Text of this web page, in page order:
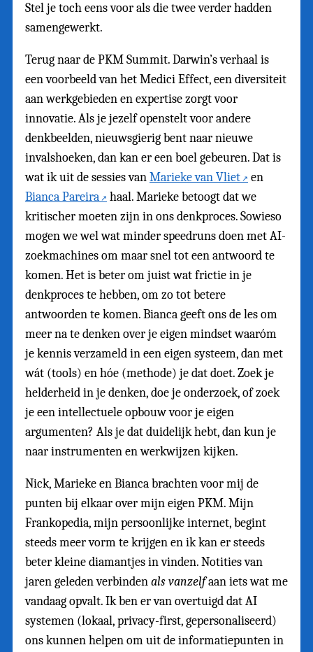
Stel je toch eens voor als die twee verder hadden
samengewerkt.
Terug naar de PKM Summit. Darwin’s verhaal is
een voorbeeld van het Medici Effect, een diversiteit
aan werkgebieden en expertise zorgt voor
innovatie. Als je jezelf openstelt voor andere
denkbeelden, nieuwsgierig bent naar nieuwe
invalshoeken, dan kan er een boel gebeuren. Dat is
wat ik uit de sessies vanMarieke van Vliet
en
Bianca Pareira
haal. Marieke betoogt dat we
kritischer moeten zijn in ons denkproces. Sowieso
mogen we wel wat minder speedruns doen met AI-
zoekmachines om maar snel tot een antwoord te
komen. Het is beter om juist wat frictie in je
denkproces te hebben, om zo tot betere
antwoorden te komen. Bianca geeft ons de les om
meer na te denken over je eigen mindset waaróm
je kennis verzameld in een eigen systeem, dan met
wát (tools) en hóe (methode) je dat doet. Zoek je
helderheid in je denken, doe je onderzoek, of zoek
je een intellectuele opbouw voor je eigen
argumenten? Als je dat duidelijk hebt, dan kun je
naar instrumenten en werkwijzen kijken.
Nick, Marieke en Bianca brachten voor mij de
punten bij elkaar over mijn eigen PKM. Mijn
Frankopedia, mijn persoonlijke internet, begint
steeds meer vorm te krijgen en ik kan er steeds
beter kleine diamantjes in vinden. Notities van
jaren geleden verbindenals vanzelfaan iets wat me
vandaag opvalt. Ik ben er van overtuigd dat AI
systemen (lokaal, privacy-first, gepersonaliseerd)
ons kunnen helpen om uit de informatiepunten in